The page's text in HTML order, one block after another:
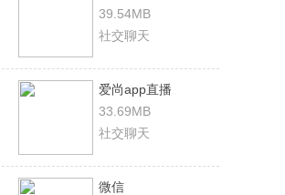
下载
39.54MB
社交聊天
爱尚app直播
33.69MB
社交聊天
微信